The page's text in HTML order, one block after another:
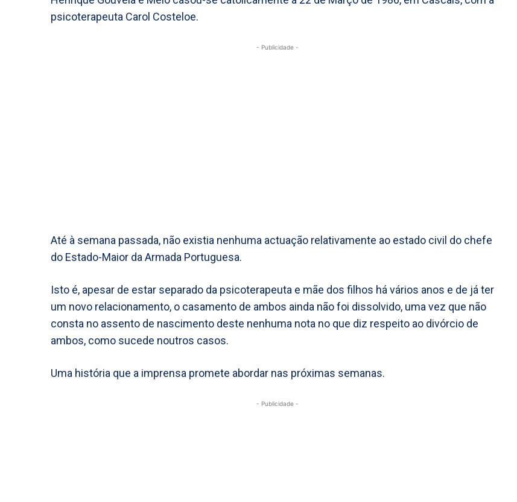
psicoterapeuta Carol Costeloe.
- Publicidade -
Até à semana passada, não existia nenhuma actuação relativamente ao estado civil do chefe
do Estado-Maior da Armada Portuguesa.
Isto é, apesar de estar separado da psicoterapeuta e mãe dos filhos há vários anos e de já ter
um novo relacionamento, o casamento de ambos ainda não foi dissolvido, uma vez que não
consta no assento de nascimento deste nenhuma nota no que diz respeito ao divórcio de
ambos, como sucede noutros casos.
Uma história que a imprensa promete abordar nas próximas semanas.
- Publicidade -